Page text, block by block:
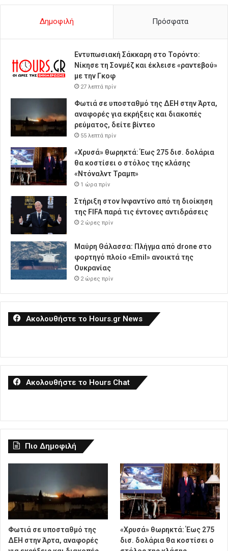
Δημοφιλή Πρόσφατα
Εντυπωσιακή Σάκκαρη στο Τορόντο:
Νίκησε τη Σονμέζ και έκλεισε «ραντεβού»
με την Γκοφ
27 λεπτά πρίν
Φωτιά σε υποσταθμό της ΔΕΗ στην Άρτα,
αναφορές για εκρήξεις και διακοπές
ρεύματος, δείτε βίντεο
55 λεπτά πρίν
«Χρυσά» θωρηκτά: Έως 275 δισ. δολάρια
θα κοστίσει ο στόλος της κλάσης
«Ντόναλντ Τραμπ»
1 ώρα πρίν
Στήριξη στον Ινφαντίνο από τη διοίκηση
της FIFA παρά τις έντονες αντιδράσεις
2 ώρες πρίν
Μαύρη Θάλασσα: Πλήγμα από drone στο
φορτηγό πλοίο «Emil» ανοικτά της
Ουκρανίας
2 ώρες πρίν
Ακολουθήστε το Hours.gr News
Ακολουθήστε το Hours Chat
Πιο Δημοφιλή
Φωτιά σε υποσταθμό της
ΔΕΗ στην Άρτα, αναφορές
«Χρυσά» θωρηκτά: Έως 275
δισ. δολάρια θα κοστίσει ο